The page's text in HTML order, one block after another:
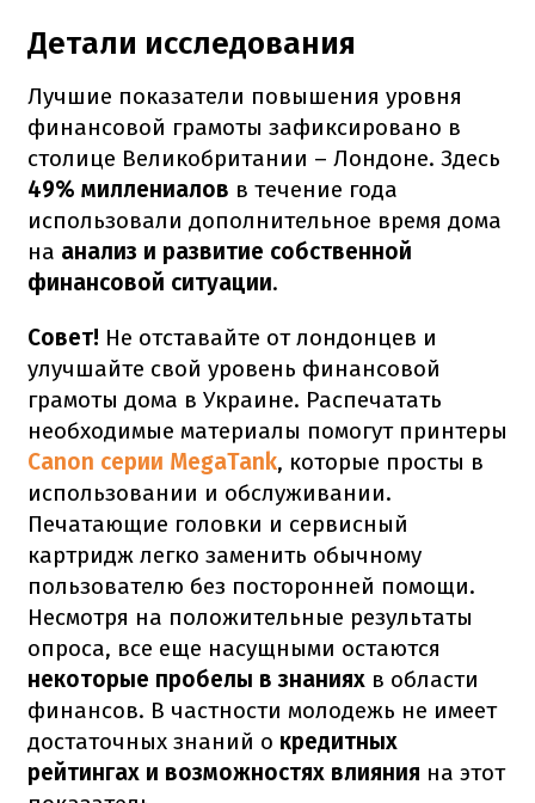
Детали исследования
Лучшие показатели повышения уровня
финансовой грамоты зафиксировано в
столице Великобритании – Лондоне. Здесь
49% миллениалов в течение года
использовали дополнительное время дома
на анализ и развитие собственной
финансовой ситуации.
Совет! Не отставайте от лондонцев и
улучшайте свой уровень финансовой
грамоты дома в Украине. Распечатать
необходимые материалы помогут принтеры
Canon серии MegaTank, которые просты в
использовании и обслуживании.
Печатающие головки и сервисный
картридж легко заменить обычному
пользователю без посторонней помощи.
Несмотря на положительные результаты
опроса, все еще насущными остаются
некоторые пробелы в знаниях в области
финансов. В частности молодежь не имеет
достаточных знаний о кредитных
рейтингах и возможностях влияния на этот